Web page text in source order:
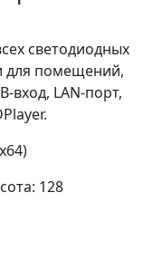
светодиодных
для помещений,
вход, LAN-порт,
128